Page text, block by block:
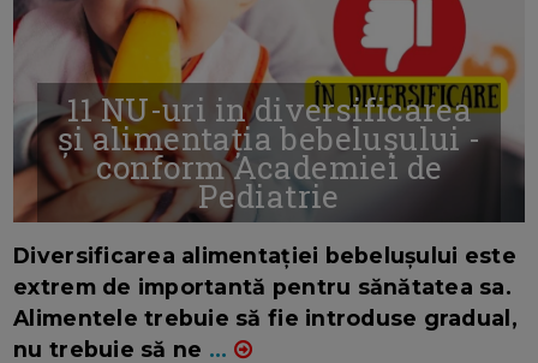
11 NU-uri in diversificarea
și alimentația bebelușului -
conform Academiei de
Pediatrie
Diversificarea alimentației bebelușului este
extrem de importantă pentru sănătatea sa.
Alimentele trebuie să fie introduse gradual,
nu trebuie să ne ...